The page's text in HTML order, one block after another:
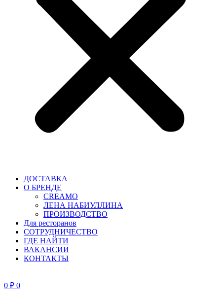
ДОСТАВКА
О БРЕНДЕ
CREAMO
ЛЕНА НАБИУЛЛИНА
ПРОИЗВОДСТВО
Для ресторанов
CОТРУДНИЧЕСТВО
ГДЕ НАЙТИ
ВАКАНСИИ
КОНТАКТЫ
0 ₽ 0